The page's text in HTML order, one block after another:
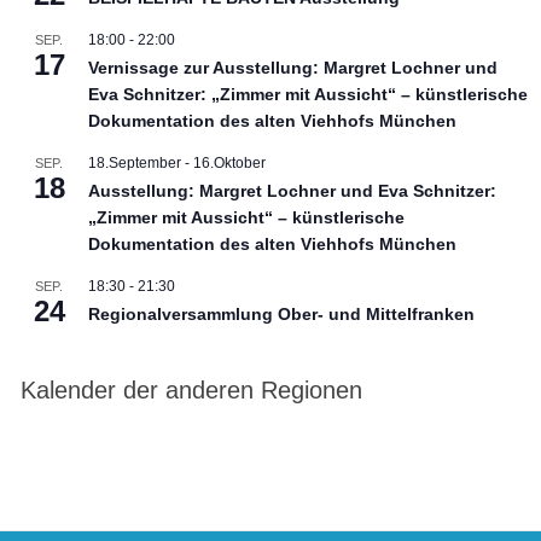
SEP.
17
18:00- 22:00
Vernissage zur Ausstellung: Margret Lochner und
Eva Schnitzer: „Zimmer mit Aussicht“ – künstlerische
Dokumentation des alten Viehhofs München
SEP.
18
18.September- 16.Oktober
Ausstellung: Margret Lochner und Eva Schnitzer:
„Zimmer mit Aussicht“ – künstlerische
Dokumentation des alten Viehhofs München
SEP.
24
18:30- 21:30
Regionalversammlung Ober- und Mittelfranken
Kalender der anderen Regionen